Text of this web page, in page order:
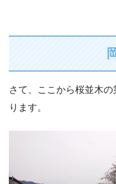
さて、ここから桜並木
ります。